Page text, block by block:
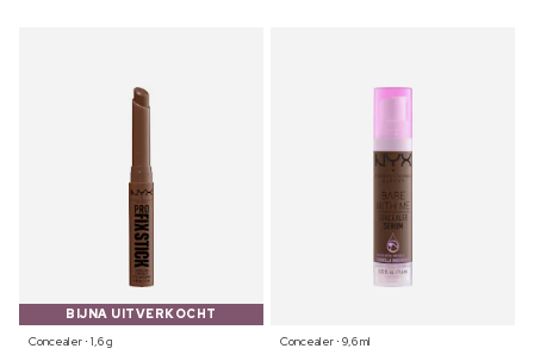
BIJNA UITVERKOCHT
Concealer ⋅ 1,6 g
Concealer ⋅ 9,6 ml